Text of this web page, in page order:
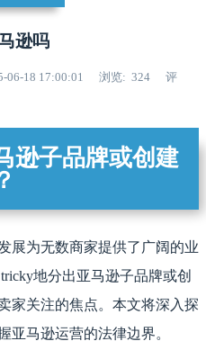
逊吗
06-18 17:00:01 浏览 324
评
逊子品牌或创建
展为无数商家提供了广阔的业
地分出亚马逊子品牌或创
家关注的焦点。本文将深入探
亚马逊运营的法律边界。